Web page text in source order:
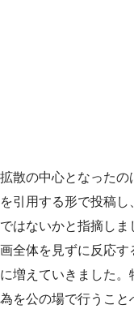
拡散の中心となった
を引用する形で投稿
ではないかと指摘し
画全体を見ずに反応
に増えていきました
為を公の場で行うこと